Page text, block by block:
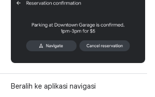
Beralih ke aplikasi navigasi